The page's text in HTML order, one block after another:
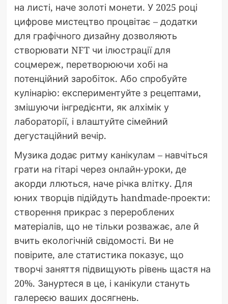
на листі, наче золоті монети. У 2025 році
цифрове мистецтво процвітає – додатки
для графічного дизайну дозволяють
створювати NFT чи ілюстрації для
соцмереж, перетворюючи хобі на
потенційний заробіток. Або спробуйте
кулінарію: експериментуйте з рецептами,
змішуючи інгредієнти, як алхімік у
лабораторії, і влаштуйте сімейний
дегустаційний вечір.
Музика додає ритму канікулам – навчіться
грати на гітарі через онлайн-уроки, де
акорди ллються, наче річка влітку. Для
юних творців підійдуть handmade-проекти:
створення прикрас з перероблених
матеріалів, що не тільки розважає, але й
вчить екологічній свідомості. Ви не
повірите, але статистика показує, що
творчі заняття підвищують рівень щастя на
20%. Зануртеся в це, і канікули стануть
галереєю ваших досягнень.